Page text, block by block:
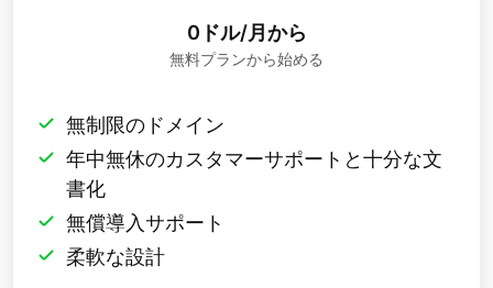
0ドル/月から
無料プランから始める
無制限のドメイン
年中無休のカスタマーサポートと十分な文
書化
無償導入サポート
柔軟な設計